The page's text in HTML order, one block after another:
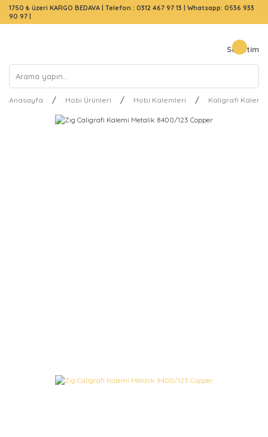
1750 ₺ üzeri KARGO BEDAVA | Telefon : 0312 467 97 13 | Whatsapp: 0536 933
90 97 |
Sepetim
Anasayfa Hobi Ürünleri Hobi Kalemleri Kaligrafi